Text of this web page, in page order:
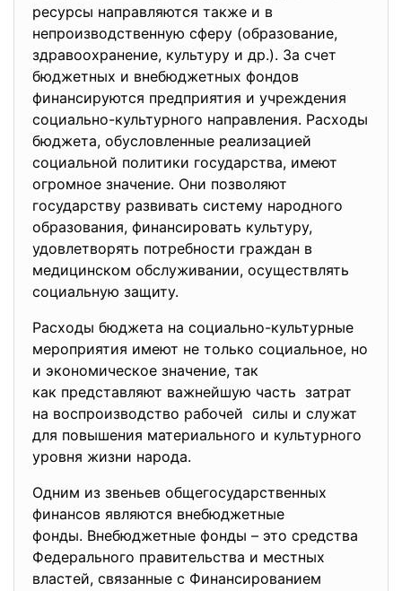
ресурсы направляются также и в
непроизводственную сферу (образование,
здравоохранение, культуру и др.). За счет
бюджетных и внебюджетных фондов
финансируются предприятия и учреждения
социально-культурного направления. Расходы
бюджета, обусловленные реализацией
социальной политики государства, имеют
огромное значение. Они позволяют
государству развивать систему народного
образования, финансировать культуру,
удовлетворять потребности граждан в
медицинском обслуживании, осуществлять
социальную защиту.
Расходы бюджета на социально-культурные
мероприятия имеют не только социальное, но
и экономическое значение, так
как представляют важнейшую часть затрат
на воспроизводство рабочей силы и служат
для повышения материального и культурного
уровня жизни народа.
Одним из звеньев общегосударственных
финансов являются внебюджетные
фонды. Внебюджетные фонды – это средства
Федерального правительства и местных
властей, связанные с Финансированием